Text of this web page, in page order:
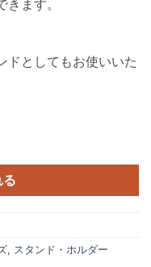
ます。
ドとしてもお使いいた
個
, スタンド・ホルダー